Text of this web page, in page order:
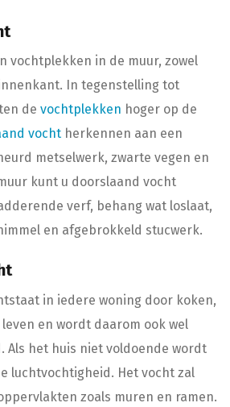
vochtplekken in de muur, zowel
In tegenstelling tot
de vochtplekken hoger op de
vocht herkennen aan een
metselwerk, zwarte vegen en
kunt u doorslaand vocht
verf, behang wat loslaat,
en afgebrokkeld stucwerk.
in iedere woning door koken,
en wordt daarom ook wel
Als het huis niet voldoende wordt
luchtvochtigheid. Het vocht zal
zoals muren en ramen.